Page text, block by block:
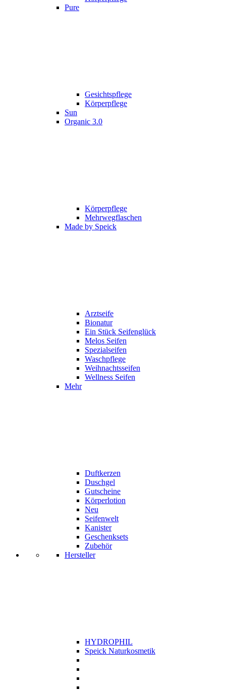
Pure
Gesichtspflege
Körperpflege
Sun
Organic 3.0
Körperpflege
Mehrwegflaschen
Made by Speick
Arztseife
Bionatur
Ein Stück Seifenglück
Melos Seifen
Spezialseifen
Waschpflege
Weihnachtsseifen
Wellness Seifen
Mehr
Duftkerzen
Duschgel
Gutscheine
Körperlotion
Neu
Seifenwelt
Kanister
Geschenksets
Zubehör
Hersteller
HYDROPHIL
Speick Naturkosmetik